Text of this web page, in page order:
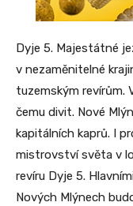
Dyje 5. Majestátné
v nezaměnitelné
tuzemským revírům.
čemu divit. Nové
kapitálních kaprů. I
mistrovství světa v
revíru Dyje 5.
Nových Mlýnech